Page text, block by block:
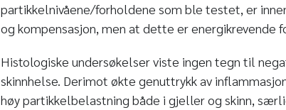
partikkelnivåene/forholdene som ble testet, er
og kompensasjon, men at dette er energikrevende
Histologiske undersøkelser viste ingen tegn til
skinnhelse. Derimot økte genuttrykk av
høy partikkelbelastning både i gjeller og skinn,